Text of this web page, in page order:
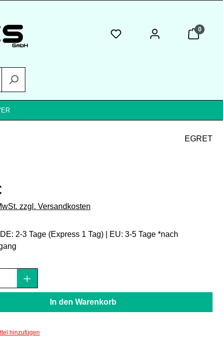
0
EGRET
zzgl. Versandkosten
2-3 Tage (Express 1 Tag) | EU: 3-5 Tage *nach
Gib den gewünschten Wert ein
In den Warenkorb
hinzufügen